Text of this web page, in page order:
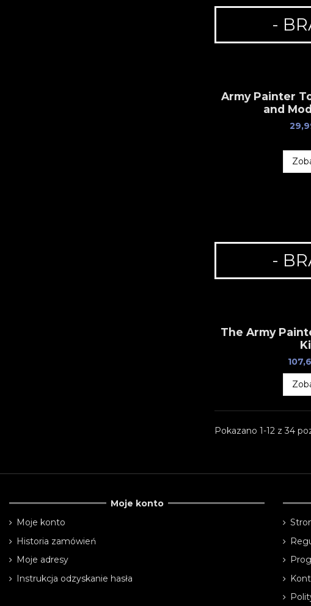
-
Army Painter
and
-
The Army
Pokazano 1-12 z 34
Moje konto
Moje konto
Historia zamówień
Moje adresy
Instrukcja odzyskanie hasła